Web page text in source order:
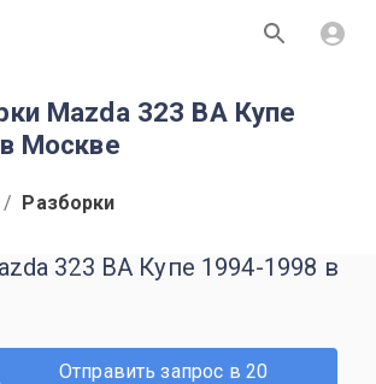
Mazda 323 BA Купе
Москве
/ Разборки
323 BA Купе 1994-1998 в
Отправить запрос в 20